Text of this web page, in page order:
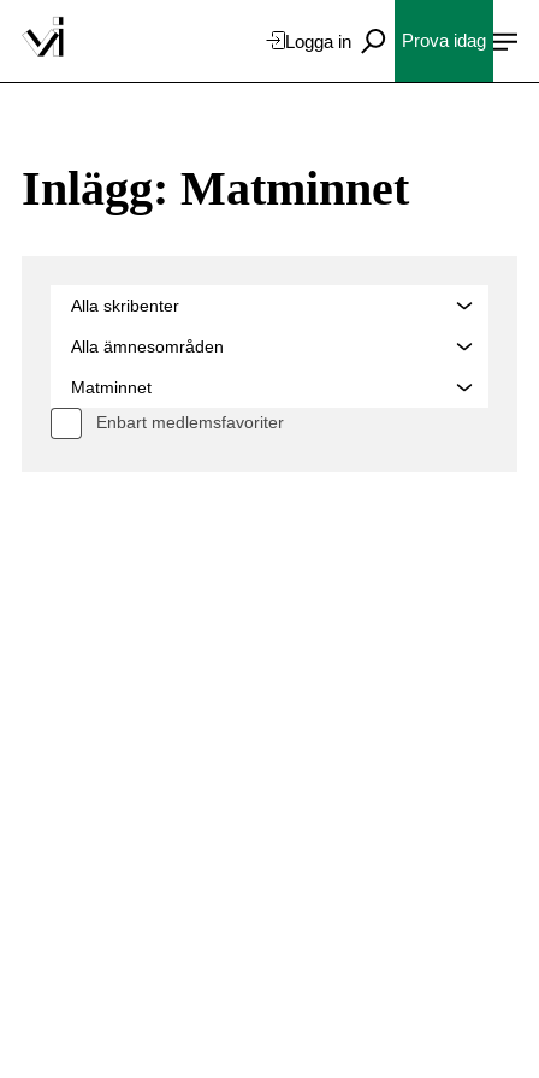
Logga in Prova idag
Inlägg: Matminnet
Enbart medlemsfavoriter